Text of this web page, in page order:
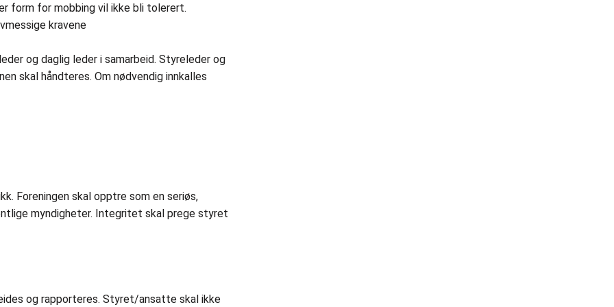
form for mobbing vil ikke bli tolerert.
kravene
og daglig leder i samarbeid. Styreleder og
skal håndteres. Om nødvendig innkalles
Foreningen skal opptre som en seriøs,
myndigheter. Integritet skal prege styret
og rapporteres. Styret/ansatte skal ikke